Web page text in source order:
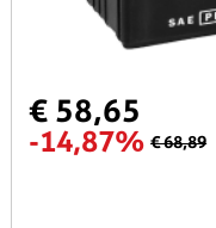
€ 58,65
-14,87% € 68,89